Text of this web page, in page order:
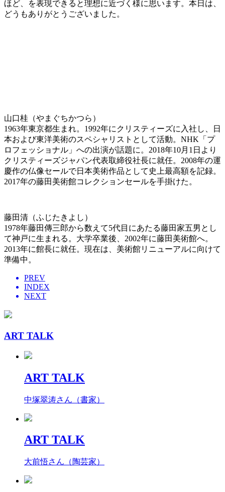
ほど、を表現できると理想に近づく様に思います。本日は、
どうもありがとうございました。
山口桂（やまぐちかつら）
1963年東京都生まれ。1992年にクリスティーズに入社し、日
本および東洋美術のスペシャリストとして活動。NHK「プ
ロフェッショナル」への出演が話題に。2018年10月1日より
クリスティーズジャパン代表取締役社長に就任。2008年の運
慶作の仏像セールで日本美術作品として史上最高額を記録。
2017年の藤田美術館コレクションセールを手掛けた。
藤田清（ふじたきよし）
1978年藤田傳三郎から数えて5代目にあたる藤田家五男とし
て神戸に生まれる。大学卒業後、2002年に藤田美術館へ。
2013年に館長に就任。現在は、美術館リニューアルに向けて
準備中。
PREV
INDEX
NEXT
ART TALK
ART TALK
中塚翠涛さん（書家）
ART TALK
大前悟さん（陶芸家）